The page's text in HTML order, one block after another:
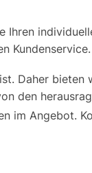
Ihren
Kundenservice.
Daher bieten
den
im Angebot.